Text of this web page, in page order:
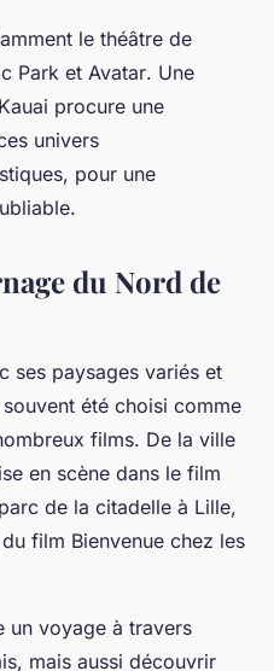
le théâtre de
Park et Avatar. Une
procure une
univers
pour une
du Nord de
ses paysages variés et
été choisi comme
films. De la ville
en scène dans le film
de la citadelle à Lille,
film Bienvenue chez les
un voyage à travers
mais aussi découvrir